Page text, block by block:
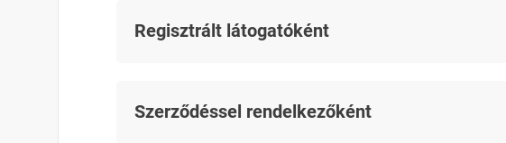
Regisztrált látogatóként
Szerződéssel rendelkezőként